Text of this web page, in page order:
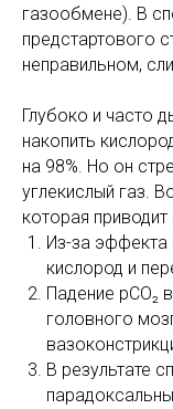
газообмене). В
предстартового
неправильном,
Глубоко и часто
накопить
на 98%. Но он
углекислый газ.
которая
Из-за
кислород и
Падение pCO₂
головного
В результате